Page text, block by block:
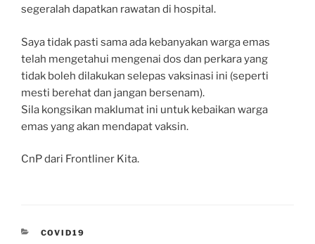
segeralah dapatkan rawatan di hospital.
Saya tidak pasti sama ada kebanyakan warga emas
telah mengetahui mengenai dos dan perkara yang
tidak boleh dilakukan selepas vaksinasi ini (seperti
mesti berehat dan jangan bersenam).
Sila kongsikan maklumat ini untuk kebaikan warga
emas yang akan mendapat vaksin.
CnP dari Frontliner Kita.
CATEGORIES
COVID19